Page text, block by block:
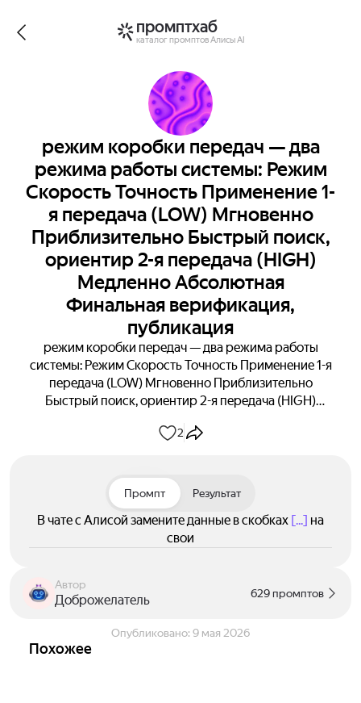
промптхаб
каталог промптов Алисы AI
режим коробки передач — два
режима работы системы: Режим
Скорость Точность Применение 1-
я передача (LOW) Мгновенно
Приблизительно Быстрый поиск,
ориентир 2-я передача (HIGH)
Медленно Абсолютная
Финальная верификация,
публикация
режим коробки передач — два режима работы
системы: Режим Скорость Точность Применение 1-я
передача (LOW) Мгновенно Приблизительно
Быстрый поиск, ориентир 2-я передача (HIGH)
публикация
2
Промпт Результат
В чате с Алисой замените данные в скобках [...] на
свои
Автор
Доброжелатель 629 промптов
Опубликовано: 9 мая 2026
Похожее